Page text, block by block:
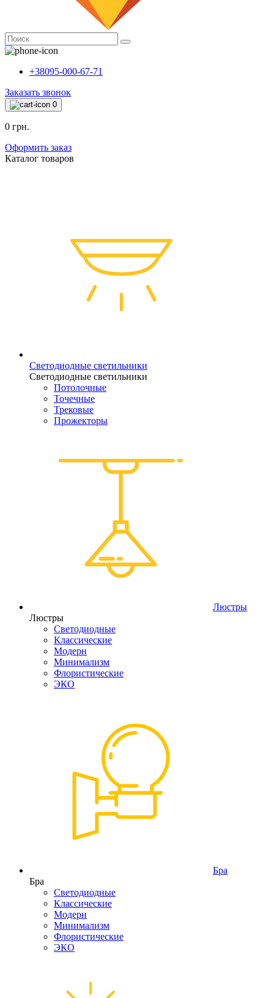
+38095-000-67-71
Заказать звонок
0
0 грн.
Оформить заказ
Каталог товаров
Светодиодные светильники
Светодиодные светильники
Потолочные
Точечные
Трековые
Прожекторы
Люстры
Люстры
Светодиодные
Классические
Модерн
Минимализм
Флористические
ЭКО
Бра
Бра
Светодиодные
Классические
Модерн
Минимализм
Флористические
ЭКО